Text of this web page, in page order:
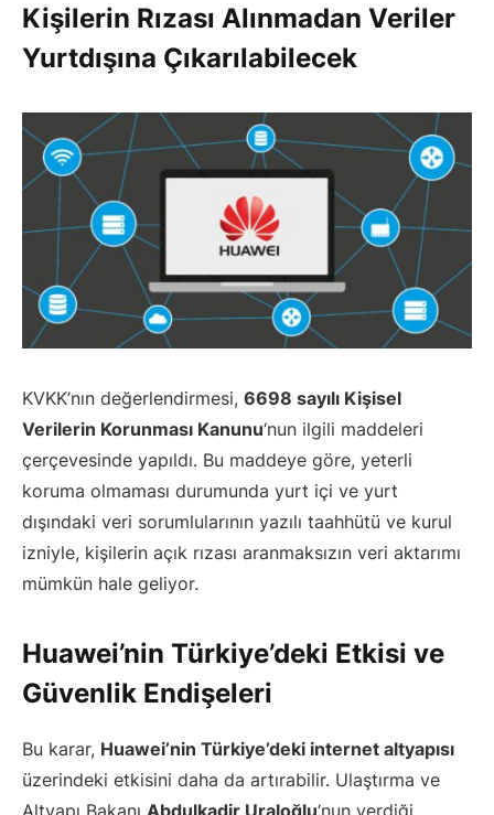
Kişilerin Rızası Alınmadan Veriler
Yurtdışına Çıkarılabilecek
KVKK’nın değerlendirmesi, 6698 sayılı Kişisel
Verilerin Korunması Kanunu‘nun ilgili maddeleri
çerçevesinde yapıldı. Bu maddeye göre, yeterli
koruma olmaması durumunda yurt içi ve yurt
dışındaki veri sorumlularının yazılı taahhütü ve kurul
izniyle, kişilerin açık rızası aranmaksızın veri aktarımı
mümkün hale geliyor.
Huawei’nin Türkiye’deki Etkisi ve
Güvenlik Endişeleri
Bu karar, Huawei’nin Türkiye’deki internet altyapısı
üzerindeki etkisini daha da artırabilir. Ulaştırma ve